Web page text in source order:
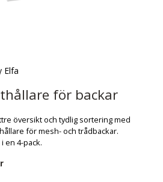
Elfa
för backar
översikt och tydlig sortering med
för mesh- och trådbackar.
en 4-pack.